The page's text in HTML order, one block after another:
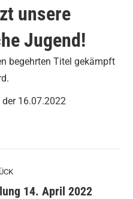
unsere
Jugend!
begehrten Titel gekämpft
16.07.2022
14. April 2022